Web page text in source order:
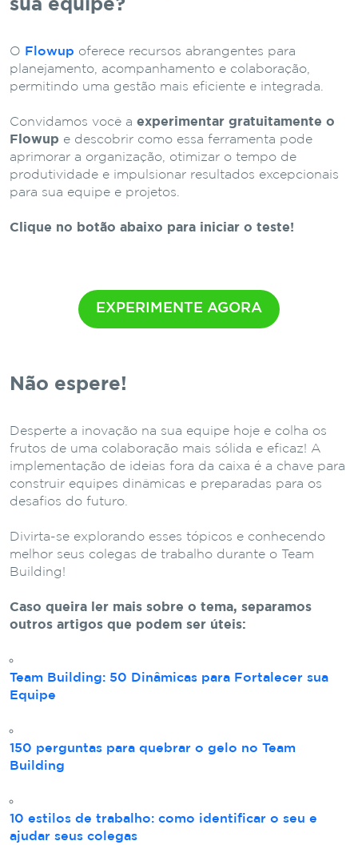
sua equipe?
O Flowup oferece recursos abrangentes para
planejamento, acompanhamento e colaboração,
permitindo uma gestão mais eficiente e integrada.
Convidamos você a experimentar gratuitamente o
Flowup e descobrir como essa ferramenta pode
aprimorar a organização, otimizar o tempo de
produtividade e impulsionar resultados excepcionais
para sua equipe e projetos.
Clique no botão abaixo para iniciar o teste!
EXPERIMENTE AGORA
Não espere!
Desperte a inovação na sua equipe hoje e colha os
frutos de uma colaboração mais sólida e eficaz! A
implementação de ideias fora da caixa é a chave para
construir equipes dinâmicas e preparadas para os
desafios do futuro.
Divirta-se explorando esses tópicos e conhecendo
melhor seus colegas de trabalho durante o Team
Building!
Caso queira ler mais sobre o tema, separamos
outros artigos que podem ser úteis:
Team Building: 50 Dinâmicas para Fortalecer sua
Equipe
150 perguntas para quebrar o gelo no Team
Building
10 estilos de trabalho: como identificar o seu e
ajudar seus colegas